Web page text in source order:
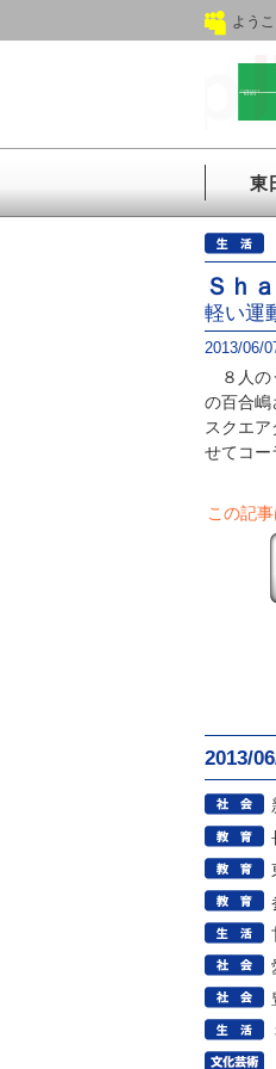
よう
東
Ｓｈ
軽い運
2013/06/
８人の
の百合嶋
スクエ
せてコー
この記
2013/